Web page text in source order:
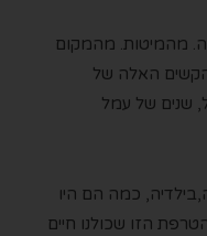
מהמיטות. מהמקום
האלה של
שנים של עמל
כמה הם היו
הזו שכולנו חיים